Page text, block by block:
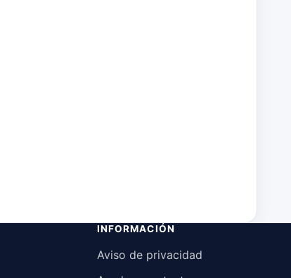
INFORMACIÓN
Aviso de privacidad